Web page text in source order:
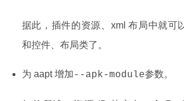
据此，插件的资源、xml 布局中就可
和控件、布局类了。
为 aapt 增加--apk-module参数。